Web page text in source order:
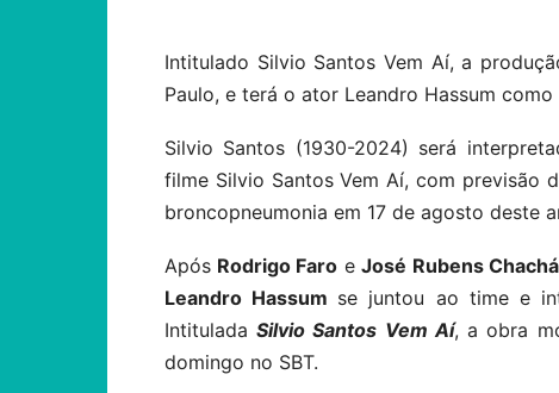
Intitulado Silvio Santos Vem Aí, a
Paulo, e terá o ator Leandro Hassum
Silvio Santos (1930-2024) será
filme Silvio Santos Vem Aí, com previsão
broncopneumonia em 17 de agosto deste
Após Rodrigo Faro eJosé Rubens Chachá
Leandro Hassum se juntou ao time e
IntituladaSilvio Santos Vem Aí, a obra
domingo no SBT.